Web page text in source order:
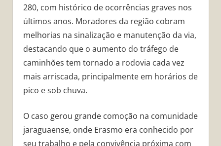
280, com histórico de ocorrências graves nos
últimos anos. Moradores da região cobram
melhorias na sinalização e manutenção da via,
destacando que o aumento do tráfego de
caminhões tem tornado a rodovia cada vez
mais arriscada, principalmente em horários de
pico e sob chuva.
O caso gerou grande comoção na comunidade
jaraguaense, onde Erasmo era conhecido por
seu trabalho e pela convivência próxima com